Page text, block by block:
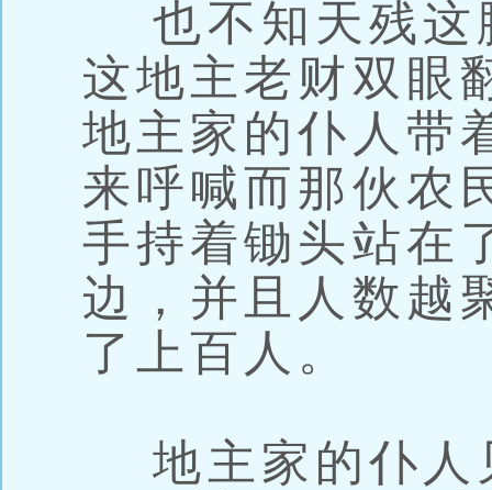
也不知天残这
这地主老财双眼
地主家的仆人带
来呼喊而那伙农
手持着锄头站在
边，并且人数越
了上百人。
地主家的仆人